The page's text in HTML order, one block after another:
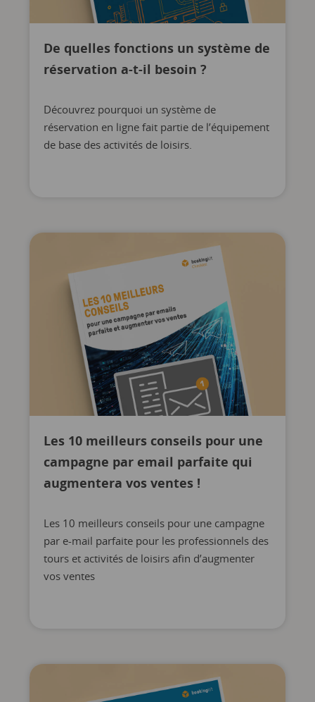
De quelles fonctions un système de
réservation a-t-il besoin ?
Découvrez pourquoi un système de
réservation en ligne fait partie de l’équipement
de base des activités de loisirs.
Les 10 meilleurs conseils pour une
campagne par email parfaite qui
augmentera vos ventes !
Les 10 meilleurs conseils pour une campagne
par e-mail parfaite pour les professionnels des
tours et activités de loisirs afin d’augmenter
vos ventes